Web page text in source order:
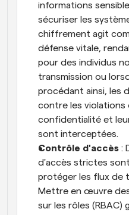
informations
sécuriser les
chiffrement agit
défense vitale,
pour des individus
transmission ou
procédant ainsi, les
contre les
confidentialité et
sont interceptées.
Contrôle d'accès :
d'accès strictes
protéger les flux de
Mettre en œuvre
sur les rôles (RBAC)